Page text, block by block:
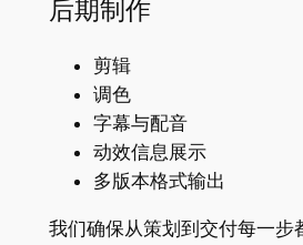
后期制作
剪辑
调色
字幕与配音
动效信息展示
多版本格式输出
我们确保从策划到交付每一步